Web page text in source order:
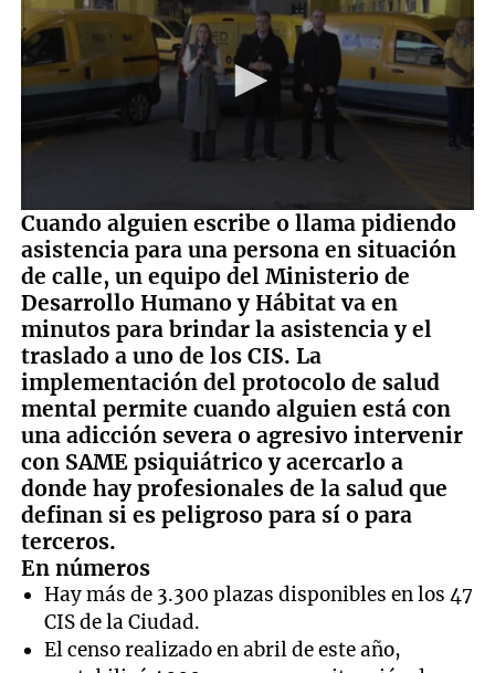
0
seconds
of
1
minute,
32
seconds
Cuando alguien escribe o llama pidiendo
asistencia para una persona en situación
de calle, un equipo del Ministerio de
Desarrollo Humano y Hábitat va en
minutos para brindar la asistencia y el
traslado a uno de los CIS. La
implementación del protocolo de salud
mental permite cuando alguien está con
una adicción severa o agresivo intervenir
con SAME psiquiátrico y acercarlo a
donde hay profesionales de la salud que
definan si es peligroso para sí o para
terceros.
En números
Hay más de 3.300 plazas disponibles en los 47
CIS de la Ciudad.
El censo realizado en abril de este año,